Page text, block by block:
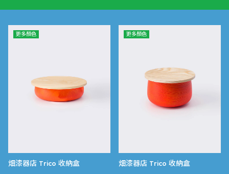
更多顏色
畑漆器店 Trico 收納盒
更多顏色
畑漆器店 Trico 收納盒